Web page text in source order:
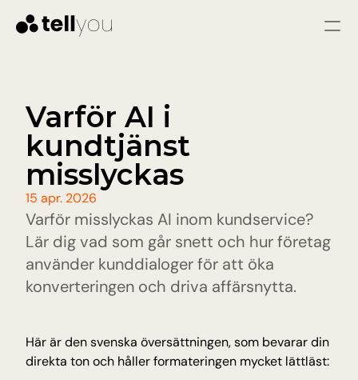
Tjänster
Pris
LÖSNINGAR
Kundtjänst
Omedelbara svar och färre problem genom
snabb och konsekvent hjälp
Kvalificera leads, svara på frågor och vägled
besökare till att bli varma leads.
Blogg
Insikter och tips från Tellyou
Varför AI i
kundtjänst
misslyckas
15 apr. 2026
Varför misslyckas AI inom kundservice?
Lär dig vad som går snett och hur företag
använder kunddialoger för att öka
konverteringen och driva affärsnytta.
Här är den svenska översättningen, som bevarar din
direkta ton och håller formateringen mycket lättläst: